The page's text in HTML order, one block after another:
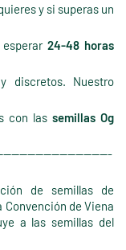
y si superas un
24-48 horas
discretos. Nuestro
con las semillas Og
de semillas de
de Viena
a las semillas del